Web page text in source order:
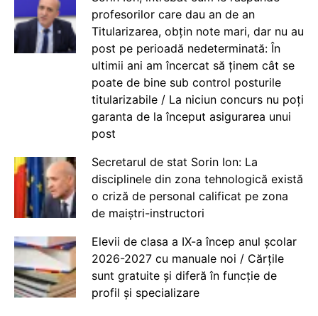
profesorilor care dau an de an
Titularizarea, obțin note mari, dar nu au
post pe perioadă nedeterminată: În
ultimii ani am încercat să ținem cât se
poate de bine sub control posturile
titularizabile / La niciun concurs nu poți
garanta de la început asigurarea unui
post
Secretarul de stat Sorin Ion: La
disciplinele din zona tehnologică există
o criză de personal calificat pe zona
de maiștri-instructori
Elevii de clasa a IX-a încep anul școlar
2026-2027 cu manuale noi / Cărțile
sunt gratuite și diferă în funcție de
profil și specializare